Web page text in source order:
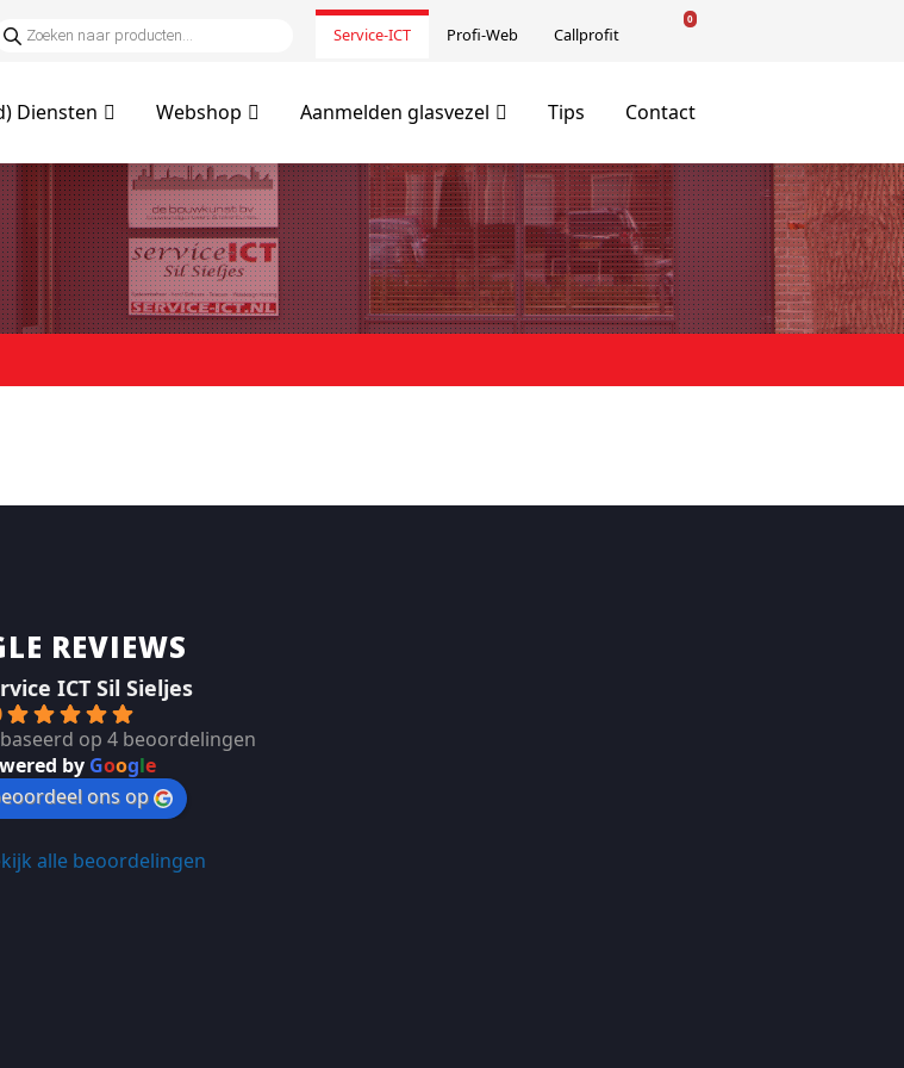
Service-ICT Profi-Web Callprofit
0
Diensten Webshop Aanmelden glasvezel Tips Contact
REVIEWS
ICT Sil Sieljes
op 4 beoordelingen
by Google
ons op
alle beoordelingen